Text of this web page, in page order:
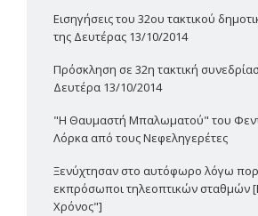
Εισηγήσεις του 32ου τακτικού
της Δευτέρας 13/10/2014
Πρόσκληση σε 32η τακτική
Δευτέρα 13/10/2014
"Η Θαυμαστή Μπαλωματού" του
Λόρκα από τους Νεφεληγερέτες
Ξενύχτησαν στο αυτόφωρο λόγω
εκπρόσωποι τηλεοπτικών σταθμών
Χρόνος"]